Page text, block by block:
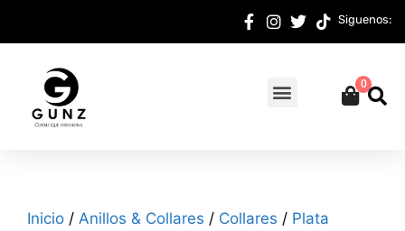
Siguenos:
0
Inicio / Anillos & Collares / Collares / Plata